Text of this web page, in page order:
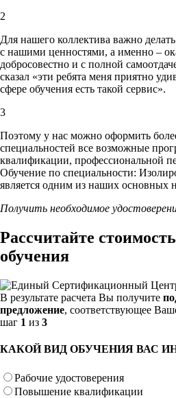
2
Для нашего коллектива важно
с нашими ценностями, а именно –
добросовестно и с полной
сказал «эти ребята меня приятно
сфере обучения есть такой сервис».
3
Поэтому у нас можно оформить
специальностей все возможные
квалификации, профессиональной
Обучение по специальности:
является одним из наших основных
Получить необходимое
Рассчитайте
обучения
В результате расчета Вы получите
предложение, соответствующее
шаг 1 из 3
КАКОЙ ВИД ОБУЧЕНИЯ ВАС
Рабочие удостоверения
Повышение квалификации